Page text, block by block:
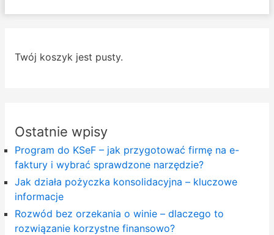
Twój koszyk jest pusty.
Ostatnie wpisy
Program do KSeF – jak przygotować firmę na e-
faktury i wybrać sprawdzone narzędzie?
Jak działa pożyczka konsolidacyjna – kluczowe
informacje
Rozwód bez orzekania o winie – dlaczego to
rozwiązanie korzystne finansowo?